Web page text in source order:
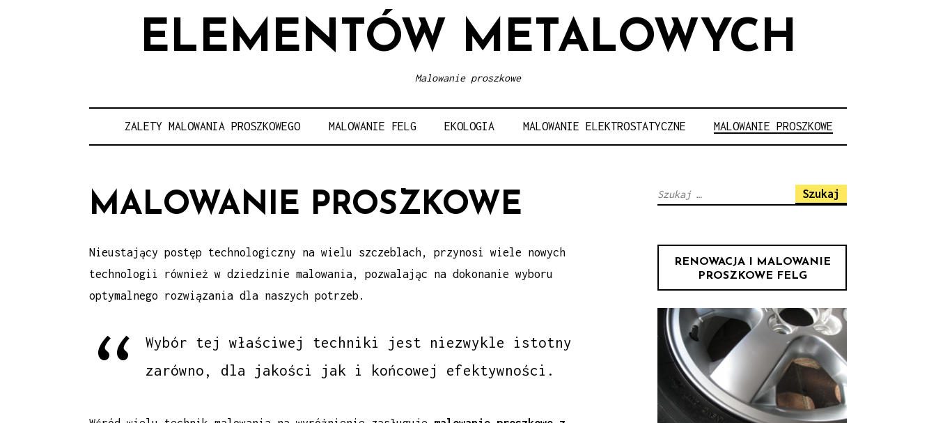
ELEMENTÓW METALOWYCH
Malowanie proszkowe
ZALETY MALOWANIA PROSZKOWEGO MALOWANIE FELG EKOLOGIA MALOWANIE ELEKTROSTATYCZNE MALOWANIE PROSZKOWE
MALOWANIE PROSZKOWE
Nieustający postęp technologiczny na wielu szczeblach, przynosi wiele nowych
technologii również w dziedzinie malowania, pozwalając na dokonanie wyboru
optymalnego rozwiązania dla naszych potrzeb.
Wybór tej właściwej techniki jest niezwykle istotny
zarówno, dla jakości jak i końcowej efektywności.
Szukaj:
RENOWACJA I MALOWANIE
PROSZKOWE FELG